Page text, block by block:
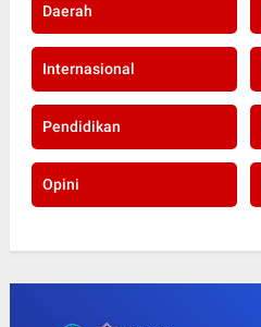
Daerah
Internasional
Pendidikan
Opini